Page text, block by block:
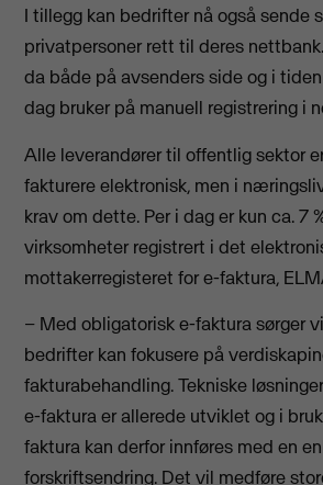
I tillegg kan bedrifter nå også sende
privatpersoner rett til deres
da både på avsenders side og i
dag bruker på manuell registrering i
Alle leverandører til offentlig sektor
fakturere elektronisk, men i
krav om dette. Per i dag er kun ca. 7
virksomheter registrert i det
mottakerregisteret for e-faktura,
– Med obligatorisk e-faktura sørger
bedrifter kan fokusere på
fakturabehandling. Tekniske
e-faktura er allerede utviklet og i
faktura kan derfor innføres med en
forskriftsendring. Det vil medføre